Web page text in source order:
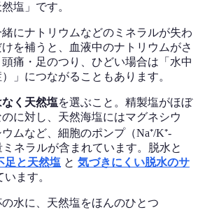
塩」です。
にナトリウムなどのミネラルが失わ
を補うと、血液中のナトリウムがさ
痛・足のつり、ひどい場合は「水中
」につながることもあります。
く天然塩を選ぶこと。精製塩がほぼ
に対し、天然海塩にはマグネシウ
ムなど、細胞のポンプ（Na⁺/K⁺-
ミネラルが含まれています。脱水と
足と天然塩 と 気づきにくい脱水のサ
ます。
の水に、天然塩をほんのひとつ